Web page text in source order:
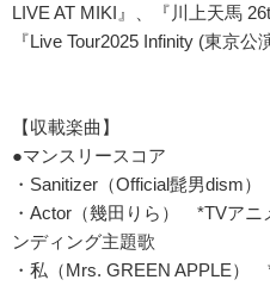
LIVE AT MIKI』、『川上天馬
『Live Tour2025 Infinity (東京公
【収載楽曲】
●マンスリースコア
・Sanitizer（Official髭男dism）
・Actor（幾田りら） *TVアニ
ンディング主題歌
・私（Mrs. GREEN APPLE）